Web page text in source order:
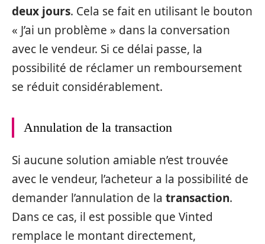
deux jours. Cela se fait en utilisant le bouton
« J’ai un problème » dans la conversation
avec le vendeur. Si ce délai passe, la
possibilité de réclamer un remboursement
se réduit considérablement.
Annulation de la transaction
Si aucune solution amiable n’est trouvée
avec le vendeur, l’acheteur a la possibilité de
demander l’annulation de la transaction.
Dans ce cas, il est possible que Vinted
remplace le montant directement,